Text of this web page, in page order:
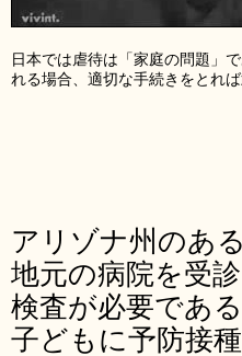
日本では虐待は「家庭の問題」
れる場合、適切な手続きをとれ
アリゾナ州のあ
地元の病院を受
検査が必要であ
子どもに予防接